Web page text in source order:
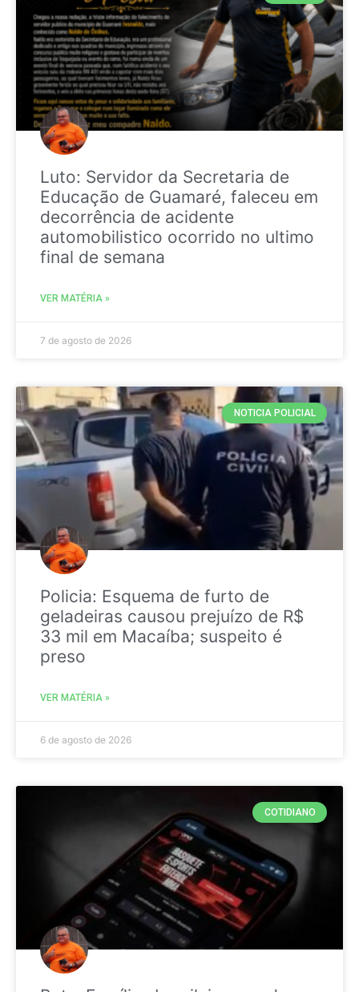
Luto: Servidor da Secretaria de
Educação de Guamaré, faleceu em
decorrência de acidente
automobilistico ocorrido no ultimo
final de semana
VER MATÉRIA »
7 de agosto de 2026
NOTICIA POLICIAL
Policia: Esquema de furto de
geladeiras causou prejuízo de R$
33 mil em Macaíba; suspeito é
preso
VER MATÉRIA »
6 de agosto de 2026
COTIDIANO